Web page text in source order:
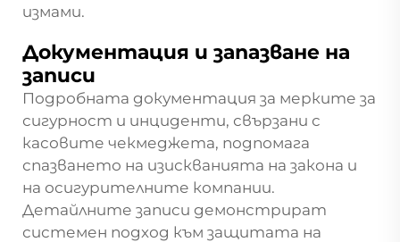
измами.
Документация и запазване на
записи
Подробната документация за мерките за
сигурност и инциденти, свързани с
касовите чекмеджета, подпомага
спазването на изискванията на закона и
на осигурителните компании.
Детайлните записи демонстрират
системен подход към защитата на